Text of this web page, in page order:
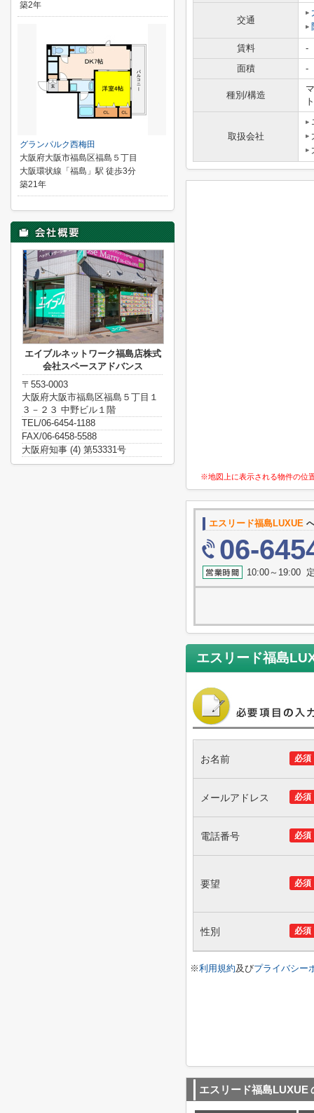
交通
賃料
-
面積
-
種別/構造
ト
取扱会社
※地図上に表示される物件の位
エスリード福島LUXUE
06-
10:00～19:00
エスリード福島
必須
お名前
必須
メールアドレス
必須
電話番号
必須
要望
必須
性別
※利用規約及びプライバシー
エスリード福島LUXUE
築2年
グランパルク西梅田
大阪府大阪市福島区福島５丁目
大阪環状線「福島」駅 徒歩3分
築21年
エイブルネットワーク福島店株式
会社スペースアドバンス
〒553-0003
大阪府大阪市福島区福島５丁目１
３－２３ 中野ビル１階
TEL/06-6454-1188
FAX/06-6458-5588
大阪府知事 (4) 第53331号